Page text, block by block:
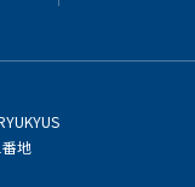
地